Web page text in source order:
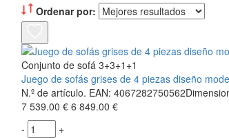
Ordenar por:
Conjunto de sofá 3+3+1+1
Juego de sofás grises de 4 piezas diseño
N.º de artículo. EAN:
7 539.00 € 6 849.00 €
-
+